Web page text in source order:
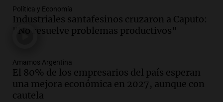
durante la primavera
Informados al regreso
Episodios
tras fuertes vientos
Panorama Federal
Episodios
Política y Economía
Industriales santafesinos cruzaron a Caputo:
"No resuelve problemas productivos"
Amamos Argentina
El 80% de los empresarios del país esperan
una mejora económica en 2027, aunque con
cautela